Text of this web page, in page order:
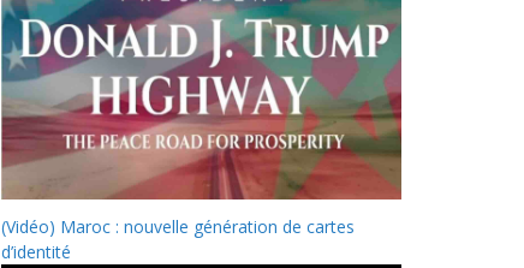
(Vidéo) Maroc : nouvelle génération de cartes
d’identité